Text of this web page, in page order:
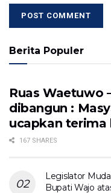
Berita Populer
Ruas Waetuwo
dibangun :
ucapkan terima
167 SHARES
Legislator
Bupati Wajo